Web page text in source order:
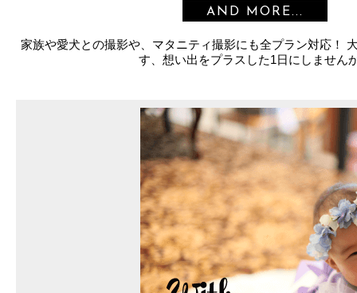
AND MORE...
家族や愛犬との撮影や、マタニティ撮影にも全プラン対応！
す、想い出をプラスした1日にしません